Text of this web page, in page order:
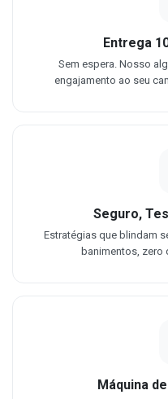
Entrega
Sem espera. Nosso
engajamento ao seu
Seguro,
Estratégias que blindam
banimentos,
Máquina